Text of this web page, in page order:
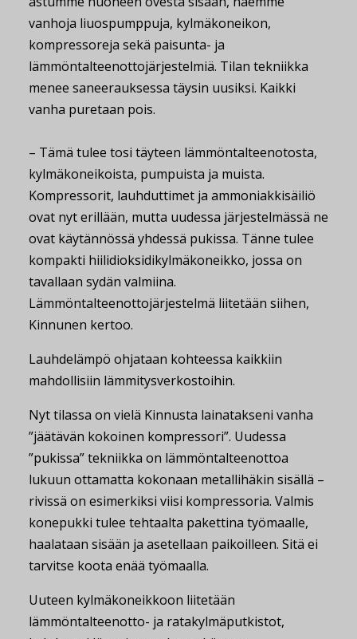
vanhoja liuospumppuja, kylmäkoneikon,
kompressoreja sekä paisunta- ja
lämmöntalteenottojärjestelmiä. Tilan tekniikka
menee saneerauksessa täysin uusiksi. Kaikki
vanha puretaan pois.
– Tämä tulee tosi täyteen lämmöntalteenotosta,
kylmäkoneikoista, pumpuista ja muista.
Kompressorit, lauhduttimet ja ammoniakkisäiliö
ovat nyt erillään, mutta uudessa järjestelmässä ne
ovat käytännössä yhdessä pukissa. Tänne tulee
kompakti hiilidioksidikylmäkoneikko, jossa on
tavallaan sydän valmiina.
Lämmöntalteenottojärjestelmä liitetään siihen,
Kinnunen kertoo.
Lauhdelämpö ohjataan kohteessa kaikkiin
mahdollisiin lämmitysverkostoihin.
Nyt tilassa on vielä Kinnusta lainatakseni vanha
”jäätävän kokoinen kompressori”. Uudessa
”pukissa” tekniikka on lämmöntalteenottoa
lukuun ottamatta kokonaan metallihäkin sisällä –
rivissä on esimerkiksi viisi kompressoria. Valmis
konepukki tulee tehtaalta pakettina työmaalle,
haalataan sisään ja asetellaan paikoilleen. Sitä ei
tarvitse koota enää työmaalla.
Uuteen kylmäkoneikkoon liitetään
lämmöntalteenotto- ja ratakylmäputkistot,